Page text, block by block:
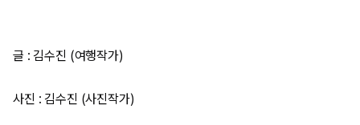
글 : 김수진 (여행작가)
사진 : 김수진 (사진작가)